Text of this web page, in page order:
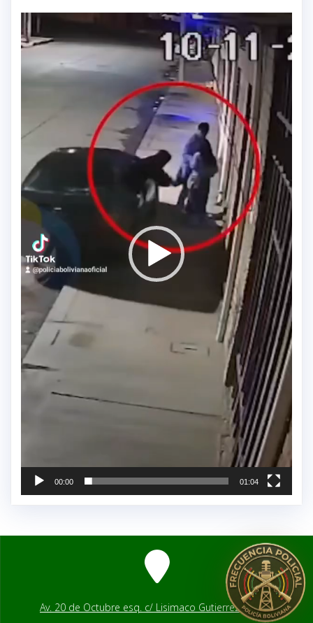
Reproductor
de
vídeo
00:00 01:04
Av. 20 de Octubre esq. c/ Lisimaco Gutierrez # 2541